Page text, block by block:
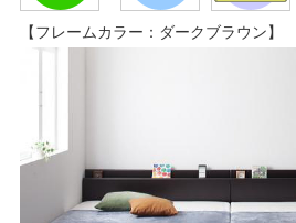
【フレームカラー：ダークブラウン】